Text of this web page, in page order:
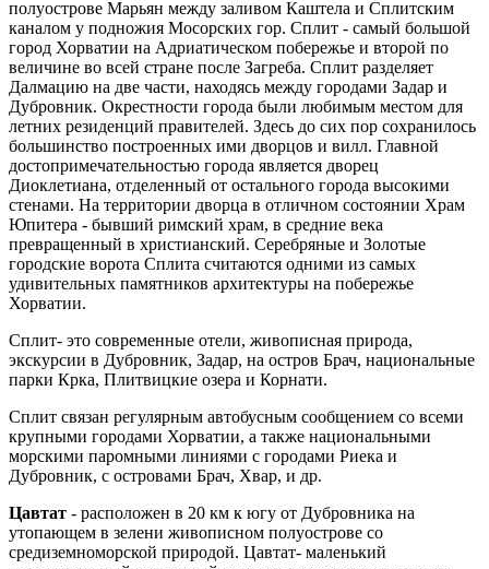
полуострове Марьян между заливом Каштела и Сплитским
каналом у подножия Мосорских гор. Сплит - самый большой
город Хорватии на Адриатическом побережье и второй по
величине во всей стране после Загреба. Сплит разделяет
Далмацию на две части, находясь между городами Задар и
Дубровник. Окрестности города были любимым местом для
летних резиденций правителей. Здесь до сих пор сохранилось
большинство построенных ими дворцов и вилл. Главной
достопримечательностью города является дворец
Диоклетиана, отделенный от остального города высокими
стенами. На территории дворца в отличном состоянии Храм
Юпитера - бывший римский храм, в средние века
превращенный в христианский. Серебряные и Золотые
городские ворота Сплита считаются одними из самых
удивительных памятников архитектуры на побережье
Хорватии.
Сплит- это современные отели, живописная природа,
экскурсии в Дубровник, Задар, на остров Брач, национальные
парки Крка, Плитвицкие озера и Корнати.
Сплит связан регулярным автобусным сообщением со всеми
крупными городами Хорватии, а также национальными
морскими паромными линиями с городами Риека и
Дубровник, с островами Брач, Хвар, и др.
Цавтат - расположен в 20 км к югу от Дубровника на
утопающем в зелени живописном полуострове со
средиземноморской природой. Цавтат- маленький